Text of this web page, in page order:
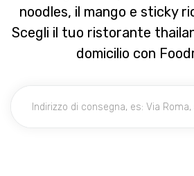
noodles, il mango e sticky
Scegli il tuo ristorante
domicilio con